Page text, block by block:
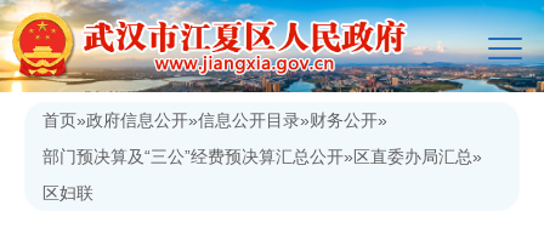
首页»政府信息公开»信息公开目录»财务公开»
部门预决算及“三公”经费预决算汇总公开»区直委办局汇总»
区妇联